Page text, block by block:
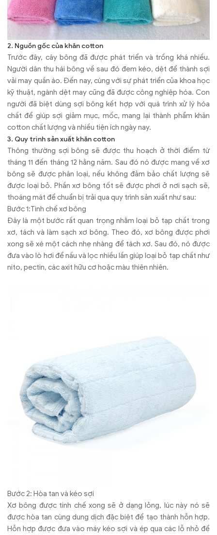
2. Nguồn gốc của khăn cotton
Trước đây, cây bông đã được phát triển và trồng khá nhiều.
Người dân thu hái bông về sau đó đem kéo, dệt để thành sợi
vải may quần áo. Đến nay, cùng với sự phát triển của khoa học
kỹ thuật, ngành dệt may cũng đã được công nghiệp hóa. Con
người đã biệt dùng sợi bông kết hợp với quá trình xử lý hóa
chất để giúp sợi giảm mục, mốc, mang lại thành phẩm khăn
cotton chất lượng và nhiều tiện ích ngày nay.
3. Quy trình sản xuất khăn cotton
Thông thường sợi bông sẽ được thu hoạch ở thời điểm từ
tháng 11 đến tháng 12 hằng năm. Sau đó nó được mang về xơ
bông sẽ được phân loại, nếu không đảm bảo chất lượng sẽ
được loại bỏ. Phần xơ bông tốt sẽ được phơi ở nơi sạch sẽ,
thoáng mát để chuẩn bị trải qua quy trình sản xuất như sau:
Bước 1:Tinh chế xơ bông
Đây là một bước rất quan trọng nhằm loại bỏ tạp chất trong
xơ, tách và làm sạch xơ bông. Theo đó, xơ bông được phơi
xong sẽ xé một cách nhẹ nhàng để tách xơ. Sau đó, nó được
đưa vào lò hơi để nấu và lọc nhiều lần giúp loại bỏ tạp chất như
nito, pectin, các axit hữu cơ hoặc màu thiên nhiên.
Bước 2: Hòa tan và kéo sợi
Xơ bông được tinh chế xong sẽ ở dạng lỏng, lúc này nó sẽ
được hòa tan cùng dung dịch đặc biệt để tạo thành hỗn hợp.
Hỗn hợp được đưa vào máy kéo sợi và ép qua các lỗ nhỏ để